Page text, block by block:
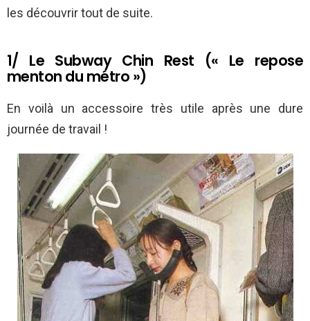
les découvrir tout de suite.
1/ Le Subway Chin Rest (« Le repose
menton du métro »)
En voilà un accessoire très utile après une dure
journée de travail !